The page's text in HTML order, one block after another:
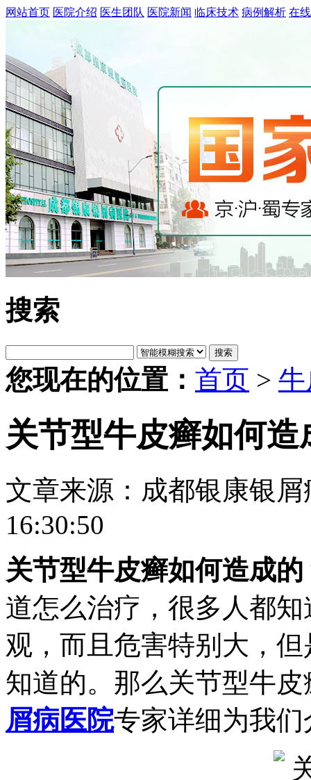
网站首页 医院介绍 医生团队 医院新闻 临床技术 病例解析 在
搜索
搜索
您现在的位置： 首页 >
关节型牛皮癣如何造
文章来源：成都银康银屑
16:30:50
关节型牛皮癣如何造成的
道怎么治疗，很多人都
观，而且危害特别大，
知道的。那么关节型牛
屑病医院专家详细为我们